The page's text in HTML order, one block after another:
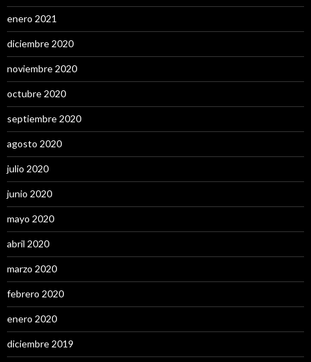
enero 2021
diciembre 2020
noviembre 2020
octubre 2020
septiembre 2020
agosto 2020
julio 2020
junio 2020
mayo 2020
abril 2020
marzo 2020
febrero 2020
enero 2020
diciembre 2019